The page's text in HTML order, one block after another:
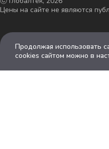
Цены на сайте не являются
Продолжая использовать
cookies сайтом можно в